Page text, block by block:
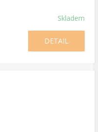
Skladem
DETAIL